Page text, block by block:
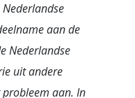
aan de
Nederlandse
uit andere
aan. In